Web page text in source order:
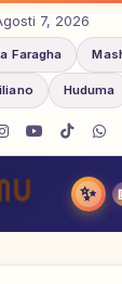
7, 2026
Faragha
Huduma
✨